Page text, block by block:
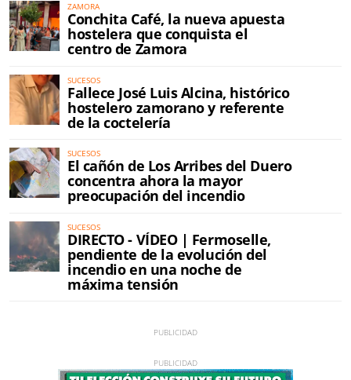
ZAMORA
Conchita Café, la nueva apuesta
hostelera que conquista el
centro de Zamora
SUCESOS
Fallece José Luis Alcina, histórico
hostelero zamorano y referente
de la coctelería
SUCESOS
El cañón de Los Arribes del Duero
concentra ahora la mayor
preocupación del incendio
SUCESOS
DIRECTO - VÍDEO | Fermoselle,
pendiente de la evolución del
incendio en una noche de
máxima tensión